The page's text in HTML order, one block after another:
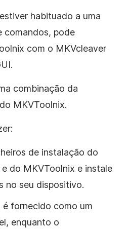
habituado a uma
comandos, pode
com o MKVcleaver
combinação da
MKVToolnix.
de instalação do
do MKVToolnix e instale
no seu dispositivo.
é fornecido como um
enquanto o